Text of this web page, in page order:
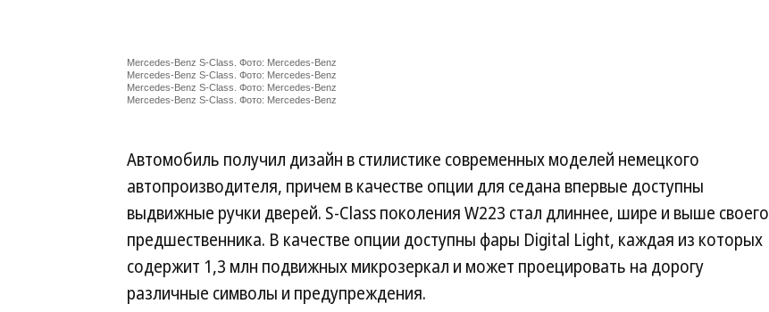
Mercedes-Benz S-Class. Фото: Mercedes-Benz
Mercedes-Benz S-Class. Фото: Mercedes-Benz
Mercedes-Benz S-Class. Фото: Mercedes-Benz
Mercedes-Benz S-Class. Фото: Mercedes-Benz
Автомобиль получил дизайн в стилистике современных моделей немецкого
автопроизводителя, причем в качестве опции для седана впервые доступны
выдвижные ручки дверей. S-Class поколения W223 стал длиннее, шире и выше своего
предшественника. В качестве опции доступны фары Digital Light, каждая из которых
содержит 1,3 млн подвижных микрозеркал и может проецировать на дорогу
различные символы и предупреждения.